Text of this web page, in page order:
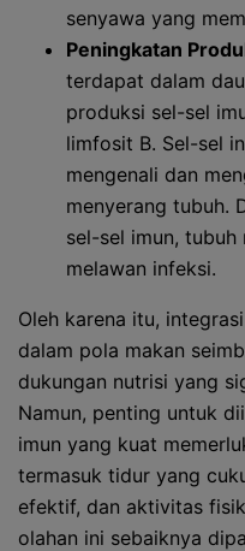
senyawa yang
Peningkatan
terdapat dalam
produksi sel-sel
limfosit B. Sel-sel
mengenali dan
menyerang tubuh.
sel-sel imun,
melawan infeksi.
Oleh karena itu,
dalam pola makan
dukungan nutrisi yang
Namun, penting untuk
imun yang kuat
termasuk tidur yang
efektif, dan aktivitas
olahan ini sebaiknya